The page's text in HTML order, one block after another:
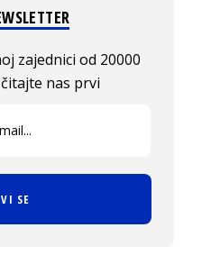
zajednici od 20000
nas prvi
SE